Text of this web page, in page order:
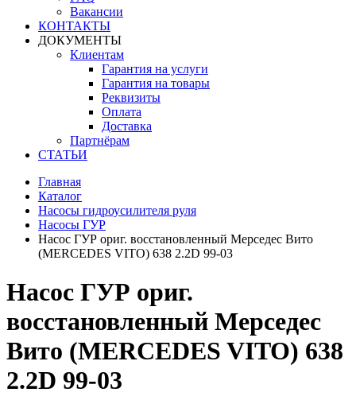
Вакансии
КОНТАКТЫ
ДОКУМЕНТЫ
Клиентам
Гарантия на услуги
Гарантия на товары
Реквизиты
Оплата
Доставка
Партнёрам
СТАТЬИ
Главная
Каталог
Насосы гидроусилителя руля
Насосы ГУР
Насос ГУР ориг. восстановленный Мерседес Вито
(MERCEDES VITO) 638 2.2D 99-03
Насос ГУР ориг.
восстановленный Мерседес
Вито (MERCEDES VITO) 638
2.2D 99-03